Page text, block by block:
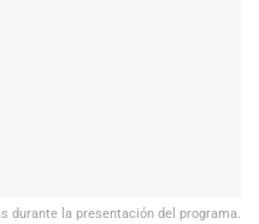
durante la presentación del programa.